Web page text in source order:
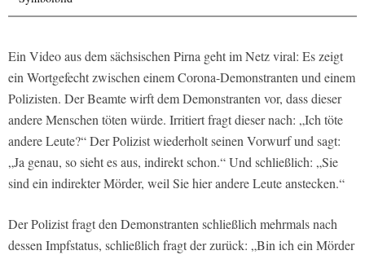
Ein Video aus dem sächsischen Pirna geht im Netz viral: Es zeigt
ein Wortgefecht zwischen einem Corona-Demonstranten und einem
Polizisten. Der Beamte wirft dem Demonstranten vor, dass dieser
andere Menschen töten würde. Irritiert fragt dieser nach: „Ich töte
andere Leute?“ Der Polizist wiederholt seinen Vorwurf und sagt:
„Ja genau, so sieht es aus, indirekt schon.“ Und schließlich: „Sie
sind ein indirekter Mörder, weil Sie hier andere Leute anstecken.“
Der Polizist fragt den Demonstranten schließlich mehrmals nach
dessen Impfstatus, schließlich fragt der zurück: „Bin ich ein Mörder